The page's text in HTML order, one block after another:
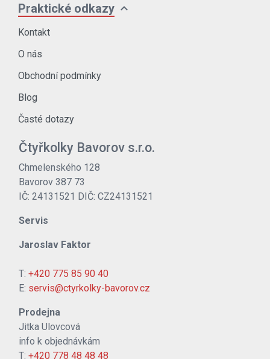
Praktické odkazy expand_more
Kontakt
O nás
Obchodní podmínky
Blog
Časté dotazy
Čtyřkolky Bavorov s.r.o.
Chmelenského 128
Bavorov 387 73
IČ: 24131521 DIČ: CZ24131521
Servis
Jaroslav Faktor
T: +420 775 85 90 40
E: servis@ctyrkolky-bavorov.cz
Prodejna
Jitka Ulovcová
info k objednávkám
T: +420 778 48 48 48